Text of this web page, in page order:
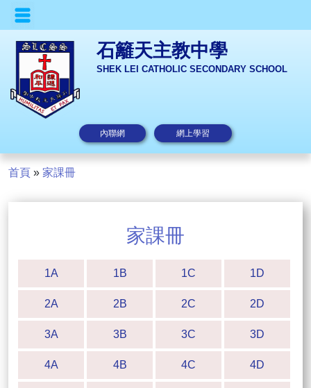
石籬天主教中學
SHEK LEI CATHOLIC SECONDARY SCHOOL
內聯網 網上學習
首頁 » 家課冊
家課冊
1A 1B 1C 1D
2A 2B 2C 2D
3A 3B 3C 3D
4A 4B 4C 4D